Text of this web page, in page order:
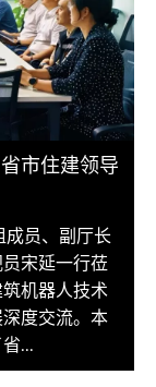
市住建领导
员、副厅长
宋延一行莅
机器人技术
度交流。本
...